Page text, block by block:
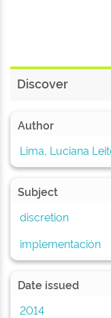
Discover
Author
Lima, Luciana
Subject
discretion
implementación
Date issued
2014